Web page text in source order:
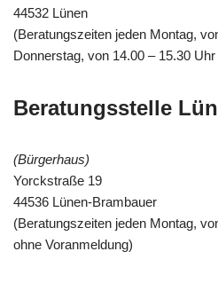
44532 Lünen
(Beratungszeiten jeden Montag,
Donnerstag, von 14.00 – 15.30
Beratungsstelle
(Bürgerhaus)
Yorckstraße 19
44536 Lünen-Brambauer
(Beratungszeiten jeden Montag,
ohne Voranmeldung)